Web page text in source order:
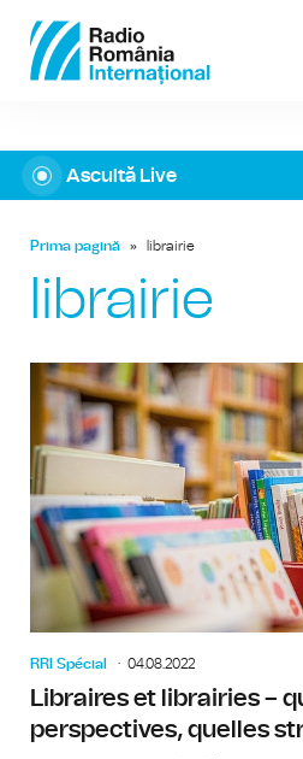
Ascultă Live
Prima pagină » librairie
librairie
RRI Spécial 04.08.2022
Libraires et librairies –
perspectives, quelles